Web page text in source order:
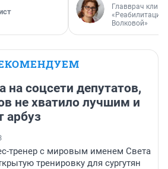
Главврач
«Реабилитация
Волковой»
на соцсети депутатов,
не хватило лучшим и
арбуз
тренер с мировым именем Света
тренировку для сургутян